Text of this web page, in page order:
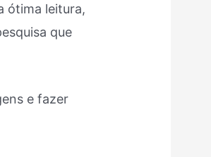
ótima leitura,
que
e fazer